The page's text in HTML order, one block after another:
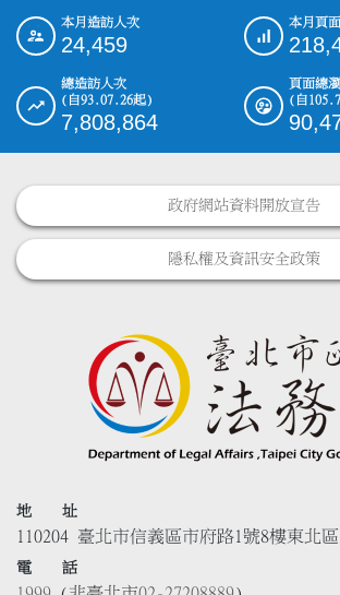
::: 本月造訪人次
24,459
本月頁
總造訪人次
(自93.07.26起)
7,808,864
頁面總
(自
政府網站資料開放宣告
隱私權及資訊安全政策
地 址
110204 臺北市信義區市府路1號8樓東北區
電 話